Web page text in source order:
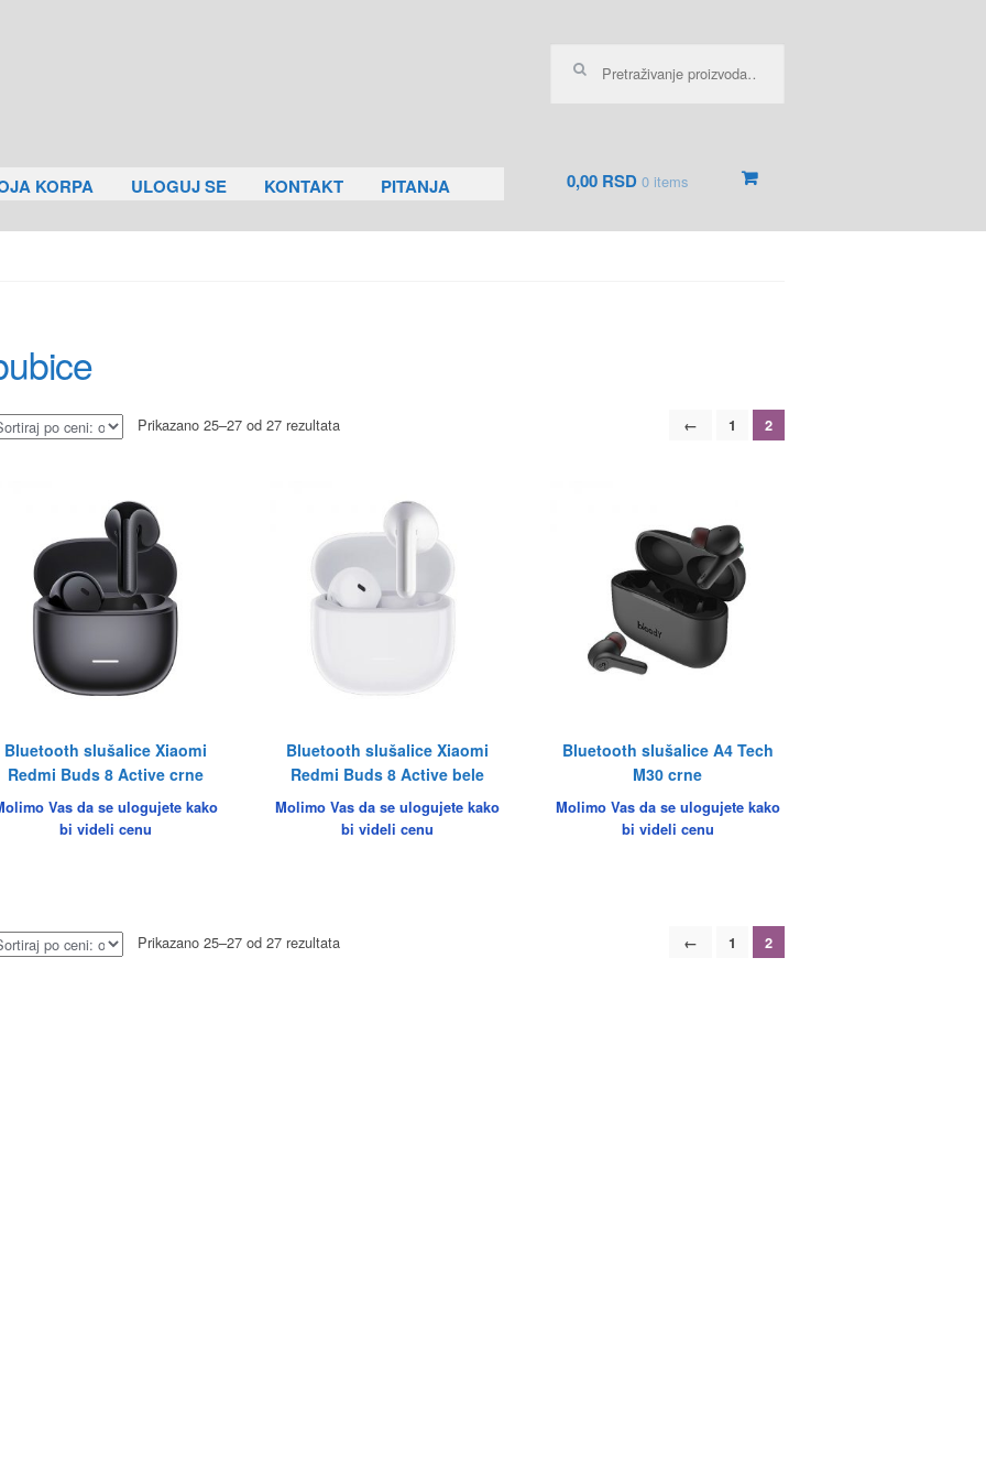
KORPA ULOGUJ SE KONTAKT PITANJA 0,00 RSD0 items
Prikazano 25–27 od 27 rezultata ← 1 2
Bluetooth slušalice Xiaomi
Redmi Buds 8 Active crne
Vas da se ulogujete kako
bi videli cenu
Bluetooth slušalice Xiaomi
Redmi Buds 8 Active bele
Molimo Vas da se ulogujete kako
bi videli cenu
Bluetooth slušalice A4 Tech
M30 crne
Molimo Vas da se ulogujete kako
bi videli cenu
Prikazano 25–27 od 27 rezultata ← 1 2